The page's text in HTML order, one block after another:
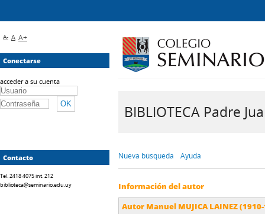
BIBLIOTECA Padre
Nueva búsqueda Ayuda
Información del autor
Autor Manuel MUJICA LAINEZ
A- A A+
Conectarse
acceder a su cuenta
Contacto
Tel. 2418 4075 int. 212
biblioteca@seminario.edu.uy